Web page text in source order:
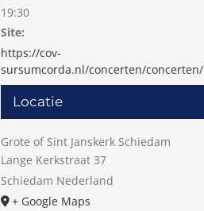
19:30
Site:
https://cov-
sursumcorda.nl/concerten/concerten/
Locatie
Grote of Sint Janskerk Schiedam
Lange Kerkstraat 37
Schiedam Nederland
+ Google Maps